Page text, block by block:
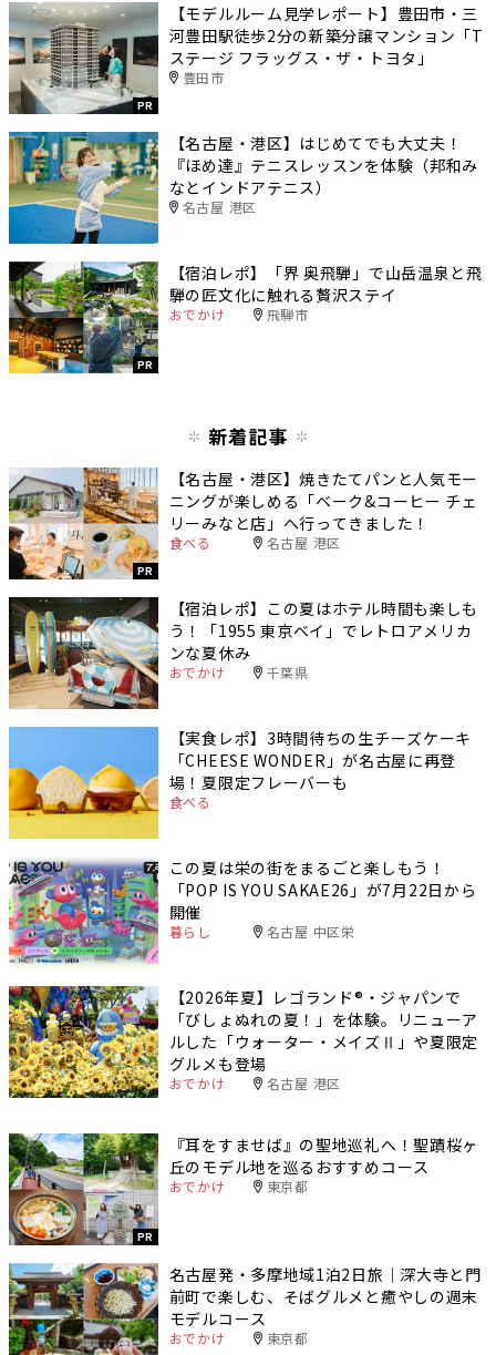
PR
【モデルルーム見学レポート】豊田市・三
河豊田駅徒歩2分の新築分譲マンション「T
ステージ フラッグス・ザ・トヨタ」
豊田市
【名古屋・港区】はじめてでも大丈夫！
『ほめ達』テニスレッスンを体験（邦和み
なとインドアテニス）
名古屋 港区
PR
【宿泊レポ】「界 奥飛騨」で山岳温泉と飛
騨の匠文化に触れる贅沢ステイ
おでかけ 飛騨市
新着記事
PR
【名古屋・港区】焼きたてパンと人気モー
ニングが楽しめる「ベーク&コーヒー チェ
リーみなと店」へ行ってきました！
食べる 名古屋 港区
【宿泊レポ】この夏はホテル時間も楽しも
う！「1955 東京ベイ」でレトロアメリカ
ンな夏休み
おでかけ 千葉県
【実食レポ】3時間待ちの生チーズケーキ
「CHEESE WONDER」が名古屋に再登
場！夏限定フレーバーも
食べる
この夏は栄の街をまるごと楽しもう！
「POP IS YOU SAKAE26」が7月22日から
開催
暮らし 名古屋 中区栄
【2026年夏】レゴランド®・ジャパンで
「びしょぬれの夏！」を体験。リニューア
ルした「ウォーター・メイズⅡ」や夏限定
グルメも登場
おでかけ 名古屋 港区
PR
『耳をすませば』の聖地巡礼へ！聖蹟桜ヶ
丘のモデル地を巡るおすすめコース
おでかけ 東京都
名古屋発・多摩地域1泊2日旅｜深大寺と門
前町で楽しむ、そばグルメと癒やしの週末
モデルコース
おでかけ 東京都